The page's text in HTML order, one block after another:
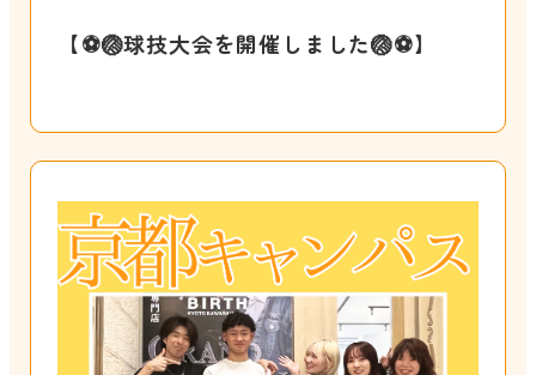
【⁡⚽🏐球技大会を開催しました🏐⚽】